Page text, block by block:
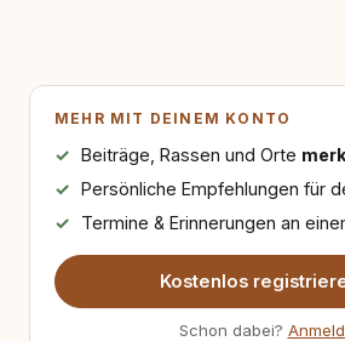
MEHR MIT DEINEM KONTO
Beiträge, Rassen und Orte
Persönliche Empfehlungen für
Termine & Erinnerungen an
Kostenlos
Schon dabei?